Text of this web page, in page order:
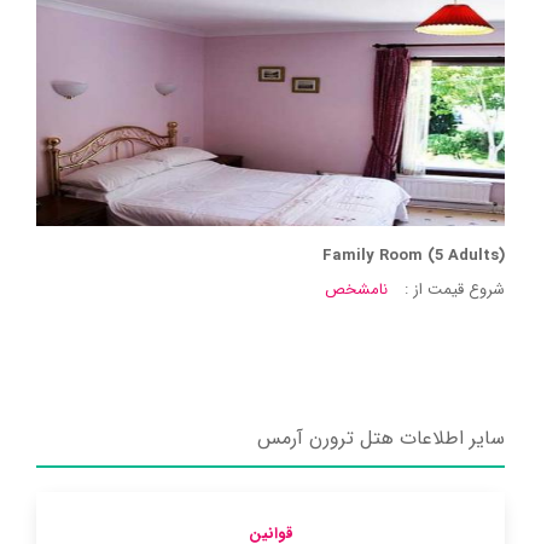
Family Room (5 Adults)
شروع قیمت از :
نامشخص
سایر اطلاعات هتل ترورن آرمس
قوانین